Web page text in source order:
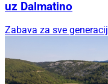
uz Dalmatino
Zabava za sve